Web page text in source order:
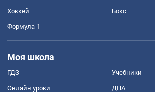
Хоккей Бокс
Формула-1
Моя школа
ГДЗ Учебники
Онлайн уроки ДПА